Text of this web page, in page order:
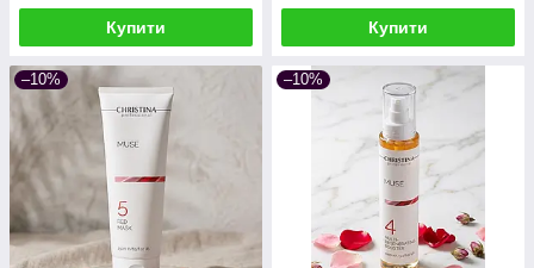
Купити Купити
–10% –10%